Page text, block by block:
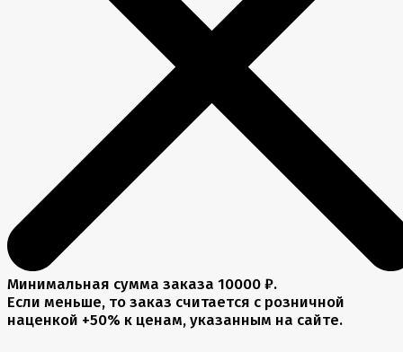
Минимальная сумма заказа 10000 ₽.
Если меньше, то заказ считается с розничной
наценкой +50% к ценам, указанным на сайте.